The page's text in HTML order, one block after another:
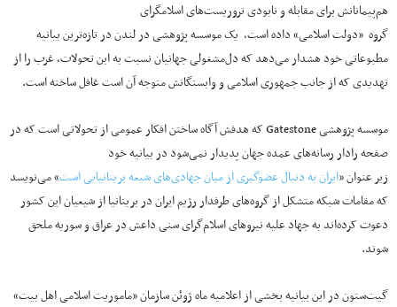
هم‌پیمانانش برای مقابله و نابودی تروریست‌های اسلامگرای
گروه «دولت اسلامی» داده است، یک موسسه پژوهشی در لندن در تازه‌ترین بیانیه
مطبوعاتی خود هشدار می‌دهد که دل‌مشغولی جهانیان نسبت به این تحولات، غرب را از
تهدیدی که از جانب جمهوری اسلامی و وابستگانش متوجه آن است غافل ساخته است.
موسسه پژوهشی Gatestone که هدفش آگاه ساختن افکار عمومی از تحولاتی است که در
صفحه رادار رسانه‌های عمده جهان پدیدار نمی‌شود در بیانیه خود
زیر عنوان «ایران به دنبال عضوگیری از میان جهادی‌های شیعه بریتانیایی است» می‌نویسد
که مقامات شبکه متشکل از گروه‌های طرفدار رژیم ایران در بریتانیا از شیعیان این کشور
دعوت کرده‌اند به جهاد علیه نیروهای اسلام‌گرای سنی داعش در عراق و سوریه ملحق
شوند.
گیت‌ستون در این بیانیه بخشی از اعلامیه ماه ژوئن سازمان «ماموریت اسلامی اهل بیت»